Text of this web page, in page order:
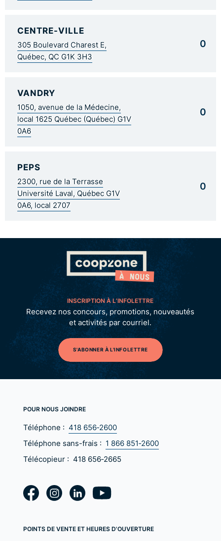
CENTRE-VILLE
305 Boulevard Charest E,
Québec, QC G1K 3H3
0
VANDRY
1050, avenue de la Médecine,
local 1625 Québec (Québec) G1V
0A6
0
PEPS
2300, rue de la Terrasse
Université Laval, Québec G1V
0A6, local 2707
0
INSCRIPTION À L’INFOLETTRE
Recevez nos concours, promotions, nouveautés
et activités par courriel.
S'ABONNER À L'INFOLETTRE
POUR NOUS JOINDRE
Téléphone : 418 656‑2600
Téléphone sans-frais : 1 866 851‑2600
Télécopieur : 418 656‑2665
POINTS DE VENTE ET HEURES D'OUVERTURE